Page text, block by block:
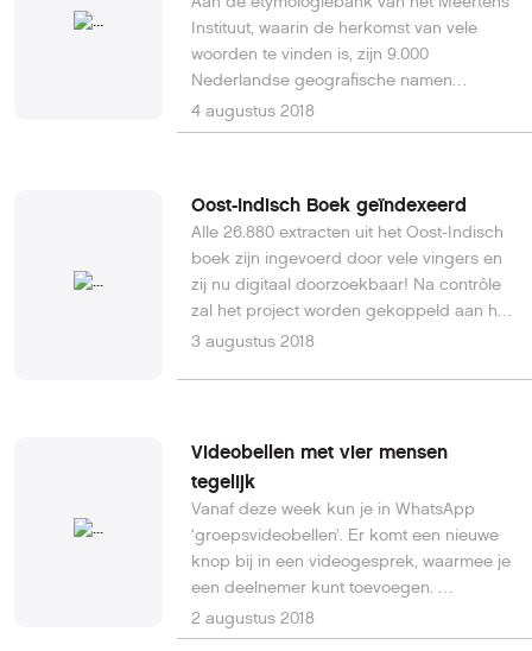
Instituut, waarin de herkomst van vele
woorden te vinden is, zijn 9.000
Nederlandse geografische namen
toegevoegd. Het gaat voornamelijk om
plaatsnamen, maar ook om wijk- en
etymologiebank nog verder uitgebreid
met een groot aantal nieuwe
trefwoorden.Lees hier verder.
4 augustus 2018
Oost-Indisch Boek geïndexeerd
Alle 26.880 extracten uit het Oost-Indisch
boek zijn ingevoerd door vele vingers en
zij nu digitaal doorzoekbaar! Na contrôle
zal het project worden gekoppeld aan het
Open Archieven project.
3 augustus 2018
Videobellen met vier mensen
tegelijk
Vanaf deze week kun je in WhatsApp
‘groepsvideobellen’. Er komt een nieuwe
knop bij in een videogesprek, waarmee je
een deelnemer kunt toevoegen.
WhatsApp zegt dat de
telefoongesprekken end-to-end
2 augustus 2018